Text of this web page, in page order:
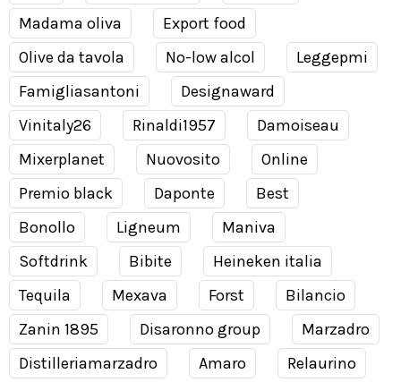
Madama oliva
Export food
Olive da tavola
No-low alcol
Leggepmi
Famigliasantoni
Designaward
Vinitaly26
Rinaldi1957
Damoiseau
Mixerplanet
Nuovosito
Online
Premio black
Daponte
Best
Bonollo
Ligneum
Maniva
Softdrink
Bibite
Heineken italia
Tequila
Mexava Forst
Bilancio
Zanin 1895
Disaronno group
Marzadro
Distilleriamarzadro
Amaro
Relaurino